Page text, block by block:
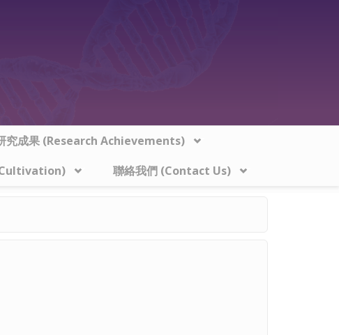
究成果 (Research Achievements)
聯絡我們 (Contact Us)